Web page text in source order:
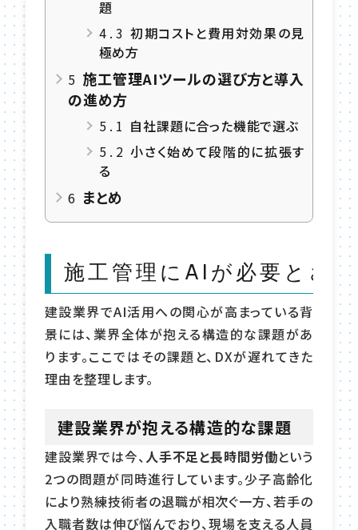
題
4.3 初期コストと費用対効果の見
極め方
5 施工管理AIツールの選び方と導入
の進め方
5.1 自社課題に合った機能で選ぶ
5.2 小さく始めて段階的に拡張す
る
6 まとめ
施工管理にAIが必要とさ
建設業界でAI活用への関心が高まっている背
景には、業界全体が抱える構造的な課題があ
ります。ここではその課題と、DXが遅れてきた
理由を整理します。
建設業界が抱える構造的な課題
建設業界では今、人手不足と長時間労働という
2つの問題が同時進行しています。少子高齢化
により熟練技術者の退職が相次ぐ一方、若手の
入職者数は伸び悩んでおり、現場を支える人員